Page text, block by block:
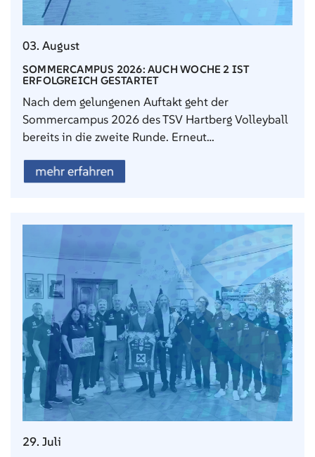
03. August
SOMMERCAMPUS 2026: AUCH WOCHE 2 IST
ERFOLGREICH GESTARTET
Nach dem gelungenen Auftakt geht der
Sommercampus 2026 des TSV Hartberg Volleyball
bereits in die zweite Runde. Erneut…
mehr erfahren
29. Juli